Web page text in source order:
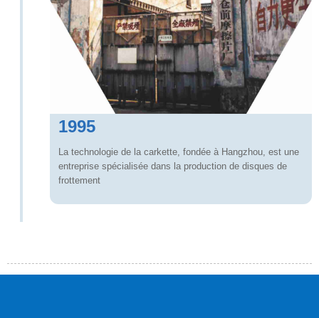
1995
La technologie de la carkette, fondée à Hangzhou, est une
entreprise spécialisée dans la production de disques de
frottement